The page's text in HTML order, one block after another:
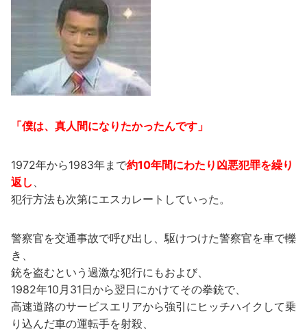
「僕は、真人間になりたかったんです」
1972年から1983年まで約10年間にわたり凶悪犯罪を繰り
返し 、
犯行方法も次第にエスカレートしていった。
警察官を交通事故で呼び出し、駆けつけた警察官を車で轢
き、
銃を盗むという過激な犯行にもおよび、
1982年10月31日から翌日にかけてその拳銃で、
高速道路のサービスエリアから強引にヒッチハイクして乗
り込んだ車の運転手を射殺、